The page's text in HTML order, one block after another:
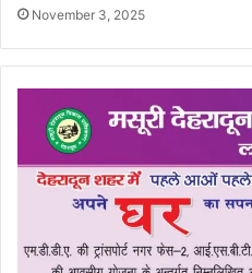
November 3, 2025